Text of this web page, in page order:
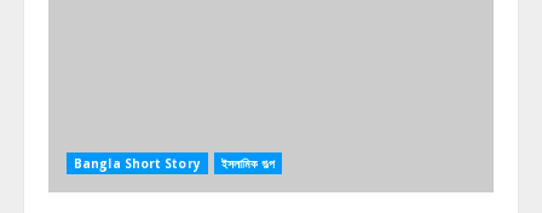
Bangla Short Story ইসলামিক গল্প